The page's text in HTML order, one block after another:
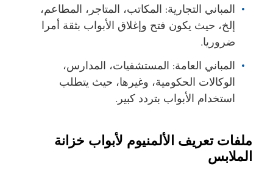
المباني التجارية: المكاتب، المتاجر، المطاعم،
إلخ، حيث يكون فتح وإغلاق الأبواب بثقة أمرا
ضروريا.
المباني العامة: المستشفيات، المدارس،
الوكالات الحكومية، وغيرها، حيث يتطلب
استخدام الأبواب بتردد كبير.
ملفات تعريف الألمنيوم لأبواب خزانة
الملابس